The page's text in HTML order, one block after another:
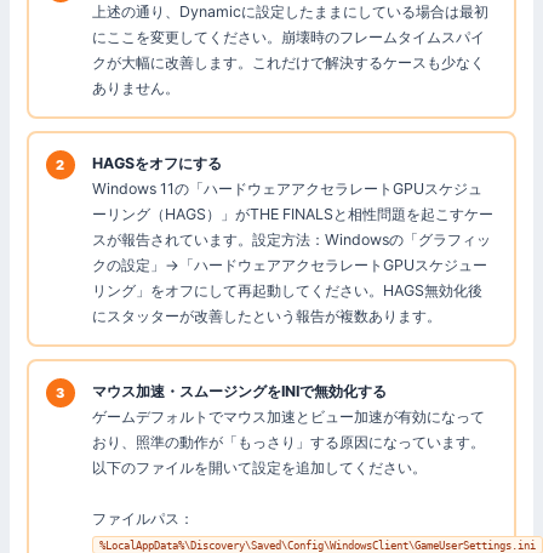
上述の通り、Dynamicに設定したままにしている場合は最初
にここを変更してください。崩壊時のフレームタイムスパイ
クが大幅に改善します。これだけで解決するケースも少なく
ありません。
HAGSをオフにする
Windows 11の「ハードウェアアクセラレートGPUスケジュ
ーリング（HAGS）」がTHE FINALSと相性問題を起こすケー
スが報告されています。設定方法：Windowsの「グラフィッ
クの設定」→「ハードウェアアクセラレートGPUスケジュー
リング」をオフにして再起動してください。HAGS無効化後
にスタッターが改善したという報告が複数あります。
マウス加速・スムージングをINIで無効化する
ゲームデフォルトでマウス加速とビュー加速が有効になって
おり、照準の動作が「もっさり」する原因になっています。
以下のファイルを開いて設定を追加してください。
ファイルパス：
%LocalAppData%\Discovery\Saved\Config\WindowsClient\GameUserSettings.ini